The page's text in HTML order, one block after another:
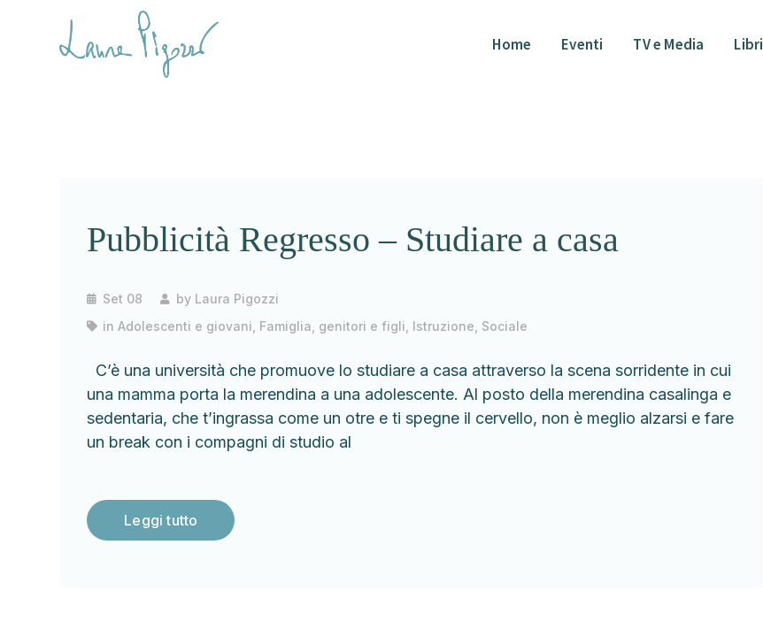
Home Eventi TV e Media Libri
Pubblicità Regresso – Studiare a casa
Set 08 by Laura Pigozzi
inAdolescenti e giovani Famiglia, genitori e figli Istruzione Sociale
C’è una università che promuove lo studiare a casa attraverso la scena sorridente in cui
una mamma porta la merendina a una adolescente. Al posto della merendina casalinga e
sedentaria, che t’ingrassa come un otre e ti spegne il cervello, non è meglio alzarsi e fare
un break con i compagni di studio al
Leggi tutto